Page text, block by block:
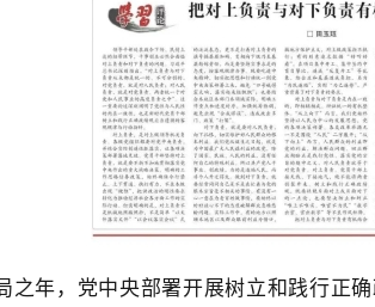
之年，党中央部署开展树立和践行正